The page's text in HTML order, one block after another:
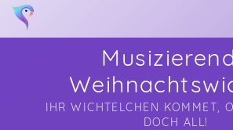
IHR WICHTELCHEN KOMMET,
DOCH ALL!